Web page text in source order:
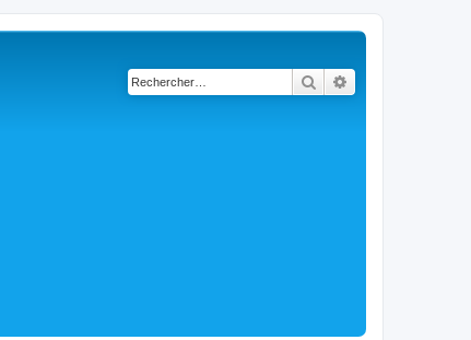
Rechercher